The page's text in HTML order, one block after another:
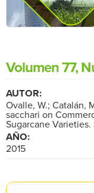
Volumen 77,
AUTOR:
Ovalle, W.; Catalán,
sacchari on
Sugarcane
AÑO:
2015